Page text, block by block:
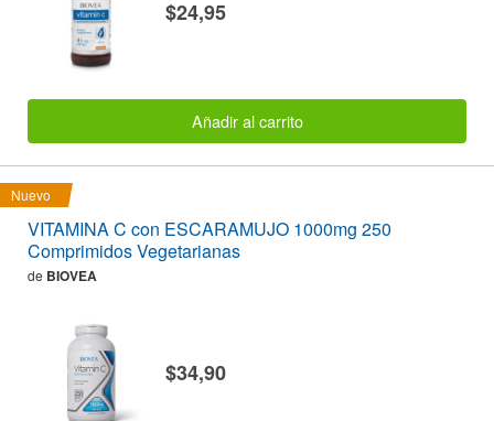
$24,95
Añadir al carrito
Nuevo
VITAMINA C con ESCARAMUJO 1000mg 250
Comprimidos Vegetarianas
de BIOVEA
$34,90